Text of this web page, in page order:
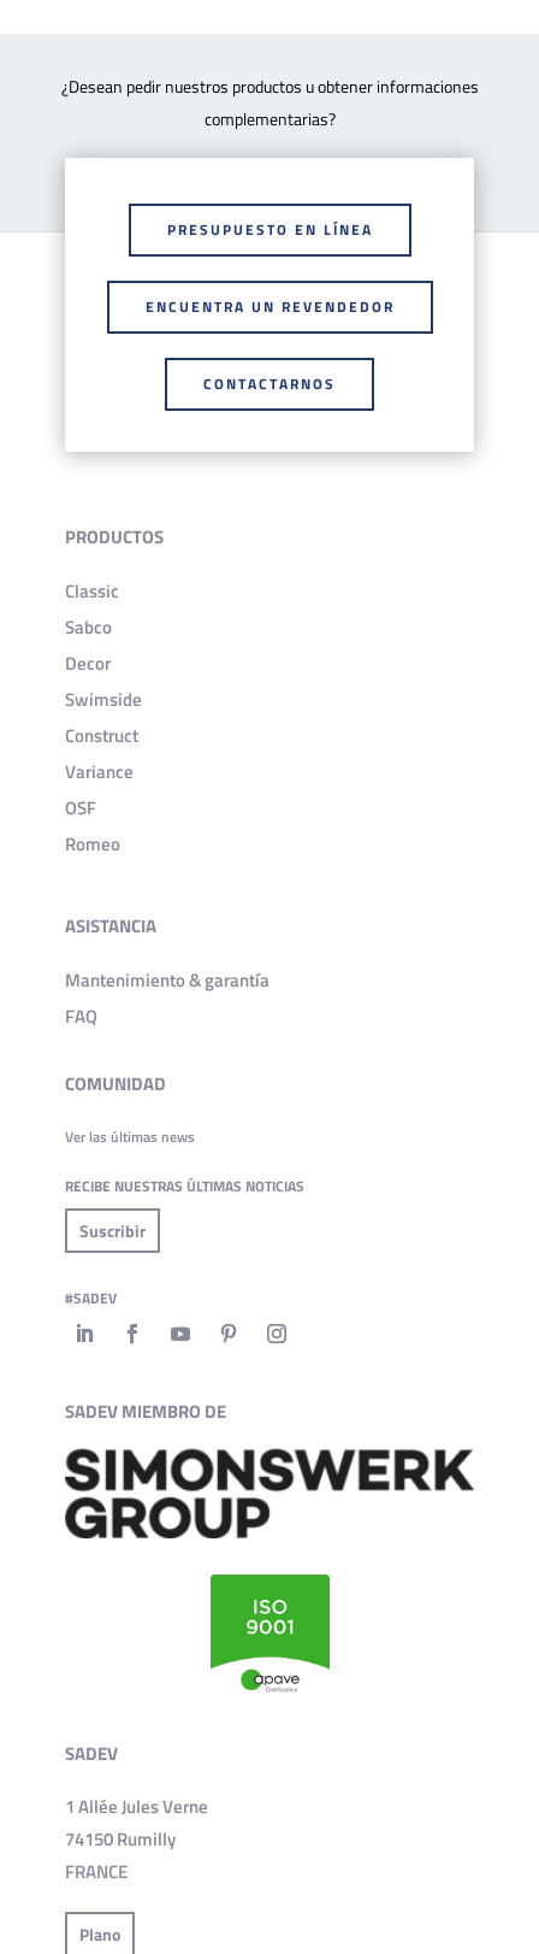
¿Desean pedir nuestros productos u obtener informaciones
complementarias?
PRESUPUESTO EN LÍNEA
ENCUENTRA UN REVENDEDOR
CONTACTARNOS
PRODUCTOS
Classic
Sabco
Decor
Swimside
Construct
Variance
OSF
Romeo
ASISTANCIA
Mantenimiento & garantía
FAQ
COMUNIDAD
Ver las últimas news
RECIBE NUESTRAS ÚLTIMAS NOTICIAS
Suscribir
#SADEV
SADEV MIEMBRO DE
SADEV
1 Allée Jules Verne
74150 Rumilly
FRANCE
Plano